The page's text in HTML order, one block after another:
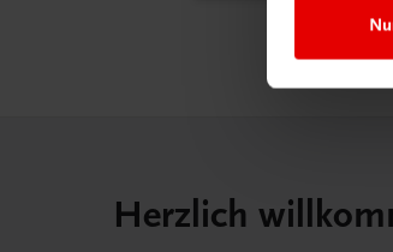
Herzlich